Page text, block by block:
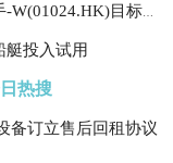
艇投入试用
热搜
备订立售后回租协议